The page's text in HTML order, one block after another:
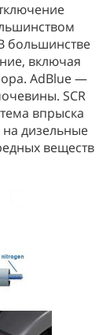
большинстве
включая
AdBlue —
SCR
впрыска
дизельные
веществ